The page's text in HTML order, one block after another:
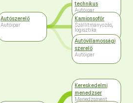
Autószerelő
Autóipar
technikus
Autóipar
Kamionsofőr
Szállítmányozás,
logisztika
Autóvillamossági
szerelő
Autóipar
Kereskedelmi
menedzser
Menedzsment